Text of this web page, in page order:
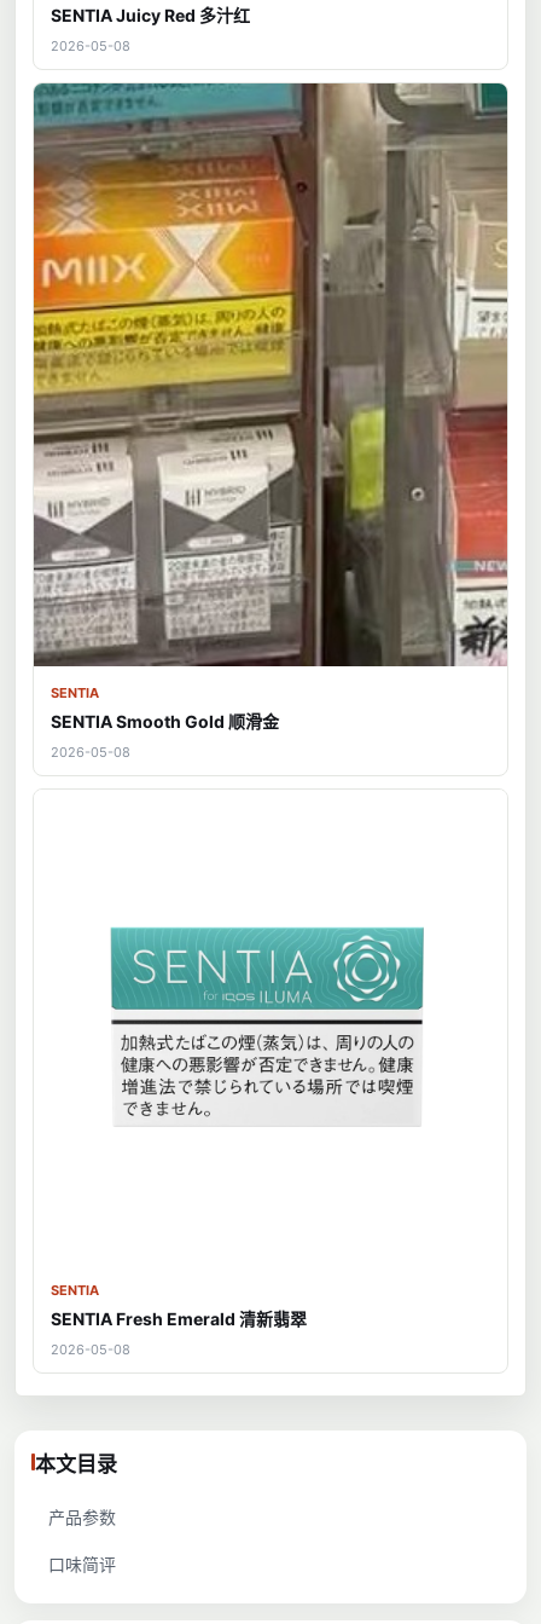
SENTIA Juicy Red 多汁红
2026-05-08
SENTIA
SENTIA Smooth Gold 顺滑金
2026-05-08
SENTIA
SENTIA Fresh Emerald 清新翡翠
2026-05-08
本文目录
产品参数
口味简评